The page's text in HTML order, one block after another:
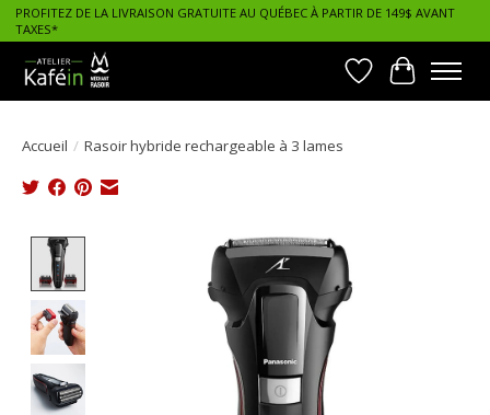
PROFITEZ DE LA LIVRAISON GRATUITE AU QUÉBEC À PARTIR DE 149$ AVANT
TAXES*
Liste dePanier
Accueil / Rasoir hybride rechargeable à 3 lames
Product image slideshow Items